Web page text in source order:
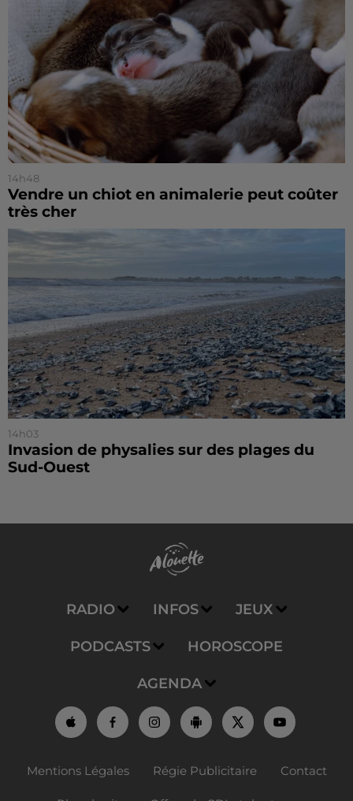
14h48
Vendre un chiot en animalerie peut coûter
très cher
14h03
Invasion de physalies sur des plages du
Sud-Ouest
RADIO INFOS JEUX
PODCASTS HOROSCOPE
AGENDA
Mentions Légales Régie Publicitaire Contact